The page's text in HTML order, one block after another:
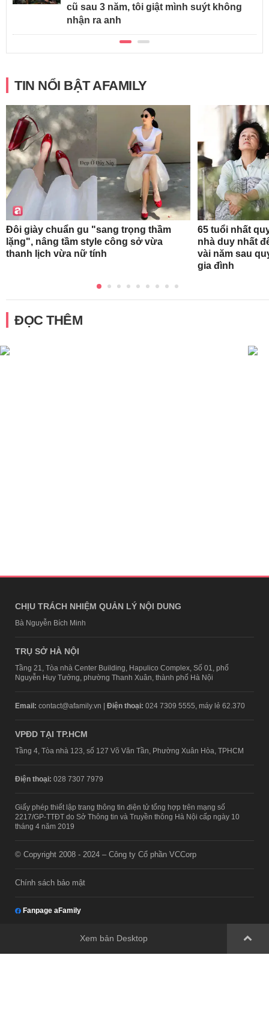
cũ sau 3 năm, tôi giật mình suýt không
nhận ra anh
TIN NỔI BẬT AFAMILY
Đôi giày chuẩn gu "sang trọng thầm
lặng", nâng tầm style công sở vừa
thanh lịch vừa nữ tính
65 tuổi nhất
nhà duy nhất
vài năm sau
gia đình
ĐỌC THÊM
CHỊU TRÁCH NHIỆM QUẢN LÝ NỘI DUNG
Bà Nguyễn Bích Minh
TRỤ SỞ HÀ NỘI
Tầng 21, Tòa nhà Center Building, Hapulico Complex, Số 01, phố
Nguyễn Huy Tưởng, phường Thanh Xuân, thành phố Hà Nội
Email: contact@afamily.vn | Điện thoại: 024 7309 5555, máy lẻ 62.370
VPĐD TẠI TP.HCM
Tầng 4, Tòa nhà 123, số 127 Võ Văn Tần, Phường Xuân Hòa, TPHCM
Điện thoại: 028 7307 7979
Giấy phép thiết lập trang thông tin điện tử tổng hợp trên mạng số
2217/GP-TTĐT do Sở Thông tin và Truyền thông Hà Nội cấp ngày 10
tháng 4 năm 2019
© Copyright 2008 - 2024 – Công ty Cổ phần VCCorp
Chính sách bảo mật
Fanpage aFamily
Xem bản Desktop